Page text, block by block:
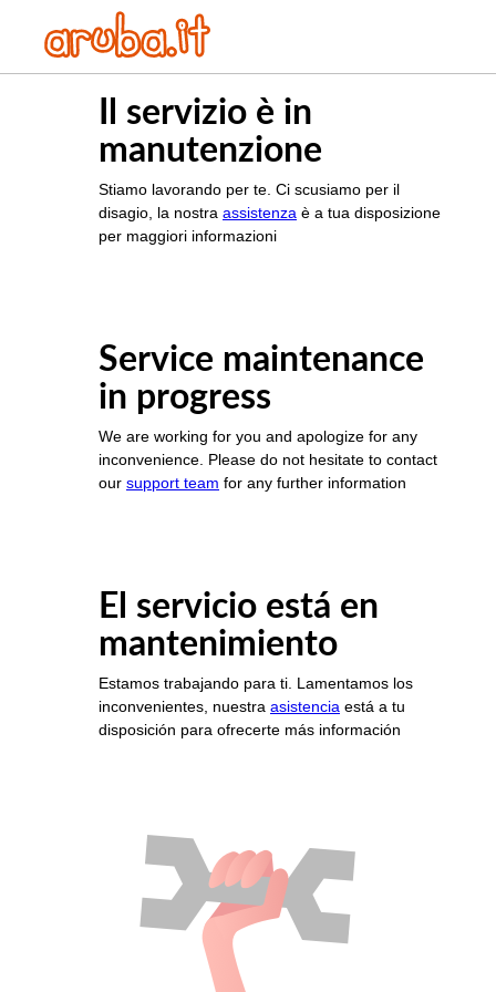
Il servizio è in
manutenzione
Stiamo lavorando per te. Ci scusiamo per il
disagio, la nostra assistenza è a tua disposizione
per maggiori informazioni
Service maintenance
in progress
We are working for you and apologize for any
inconvenience. Please do not hesitate to contact
our support team for any further information
El servicio está en
mantenimiento
Estamos trabajando para ti. Lamentamos los
inconvenientes, nuestra asistencia está a tu
disposición para ofrecerte más información